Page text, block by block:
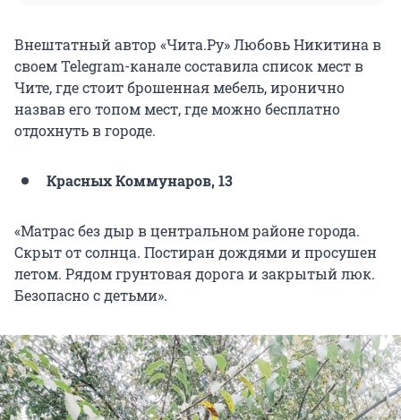
Внештатный автор «Чита.Ру» Любовь Никитина в
своем Telegram-канале составила список мест в
Чите, где стоит брошенная мебель, иронично
назвав его топом мест, где можно бесплатно
отдохнуть в городе.
Красных Коммунаров, 13
«Матрас без дыр в центральном районе города.
Скрыт от солнца. Постиран дождями и просушен
летом. Рядом грунтовая дорога и закрытый люк.
Безопасно с детьми».